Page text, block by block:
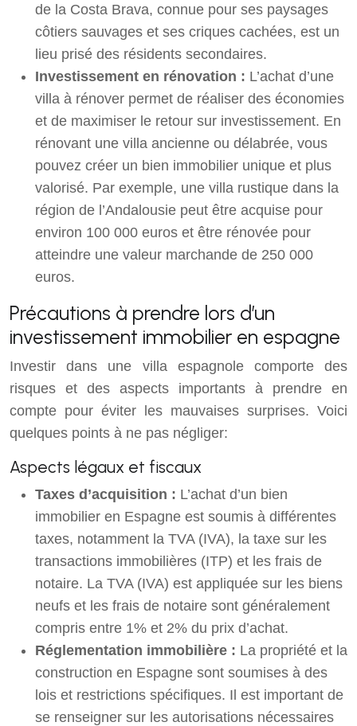
de la Costa Brava, connue pour ses paysages
côtiers sauvages et ses criques cachées, est un
lieu prisé des résidents secondaires.
Investissement en rénovation : L’achat d’une
villa à rénover permet de réaliser des économies
et de maximiser le retour sur investissement. En
rénovant une villa ancienne ou délabrée, vous
pouvez créer un bien immobilier unique et plus
valorisé. Par exemple, une villa rustique dans la
région de l’Andalousie peut être acquise pour
environ 100 000 euros et être rénovée pour
atteindre une valeur marchande de 250 000
euros.
Précautions à prendre lors d’un
investissement immobilier en espagne
Investir dans une villa espagnole comporte des
risques et des aspects importants à prendre en
compte pour éviter les mauvaises surprises. Voici
quelques points à ne pas négliger:
Aspects légaux et fiscaux
Taxes d’acquisition : L’achat d’un bien
immobilier en Espagne est soumis à différentes
taxes, notamment la TVA (IVA), la taxe sur les
transactions immobilières (ITP) et les frais de
notaire. La TVA (IVA) est appliquée sur les biens
neufs et les frais de notaire sont généralement
compris entre 1% et 2% du prix d’achat.
Réglementation immobilière : La propriété et la
construction en Espagne sont soumises à des
lois et restrictions spécifiques. Il est important de
se renseigner sur les autorisations nécessaires